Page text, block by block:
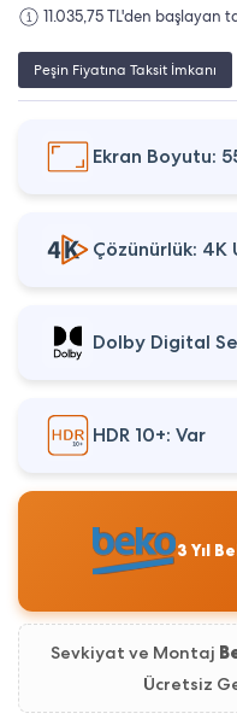
11.035,75 TL'den başlayan
Peşin Fiyatına Taksit İmkanı
Ekran Boyutu:
Çözünürlük: 4K
Dolby Digital
HDR 10+: Var
3 Yıl
Sevkiyat ve Montaj
Ücretsiz